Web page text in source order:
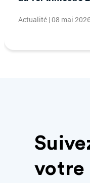
Actualité | 08 mai
votre